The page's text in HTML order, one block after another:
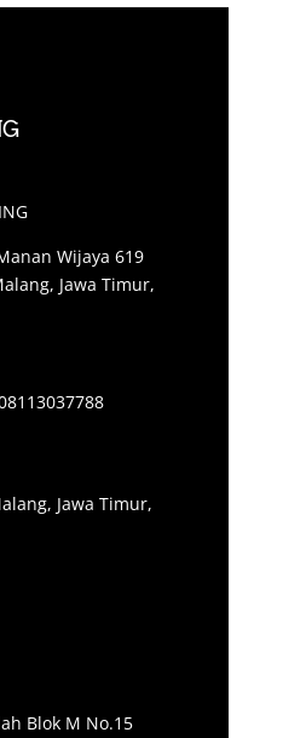
Wijaya 619
Jawa Timur,
Jawa Timur,
Blok M No.15